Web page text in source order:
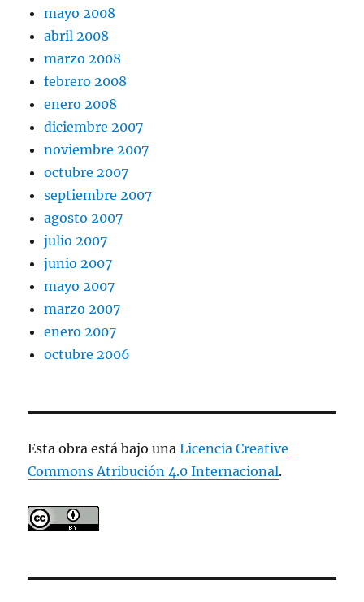
mayo 2008
abril 2008
marzo 2008
febrero 2008
enero 2008
diciembre 2007
noviembre 2007
octubre 2007
septiembre 2007
agosto 2007
julio 2007
junio 2007
mayo 2007
marzo 2007
enero 2007
octubre 2006
Esta obra está bajo unaLicencia Creative
Commons Atribución 4.0 Internacional.